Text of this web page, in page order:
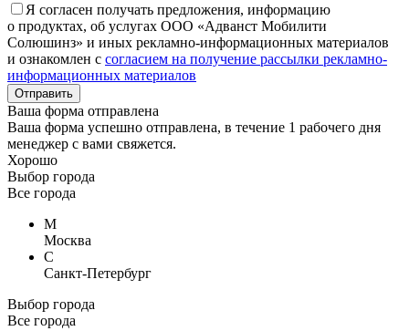
Я согласен получать предложения, информацию
о продуктах, об услугах ООО «Адванст Мобилити
Солюшинз» и иных рекламно-информационных материалов
и ознакомлен с согласием на получение рассылки рекламно-
информационных материалов
Отправить
Ваша форма отправлена
Ваша форма успешно отправлена, в течение 1 рабочего дня
менеджер с вами свяжется.
Хорошо
Выбор города
Все города
М
Москва
С
Санкт-Петербург
Выбор города
Все города